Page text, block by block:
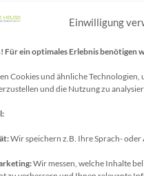
Einwilligung
ein optimales Erlebnis benötigen
Cookies und ähnliche
und die Nutzung zu
Wir speichern z.B. Ihre Sprach-
Wir messen, welche Inhalte
erreichen unseren